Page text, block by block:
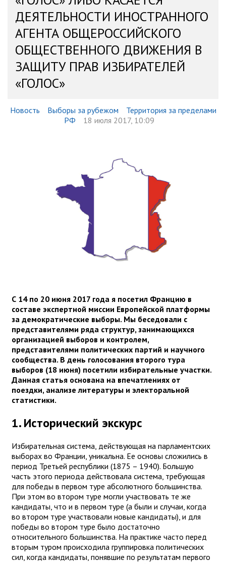
ДЕЯТЕЛЬНОСТИ ИНОСТРАННОГО
АГЕНТА ОБЩЕРОССИЙСКОГО
ОБЩЕСТВЕННОГО ДВИЖЕНИЯ В
ЗАЩИТУ ПРАВ ИЗБИРАТЕЛЕЙ
«ГОЛОС»
Новость Выборы за рубежом
Территория за пределами
РФ
18 июля 2017, 10:09
С 14 по 20 июня 2017 года я посетил Францию в
составе экспертной миссии Европейской платформы
за демократические выборы. Мы беседовали с
представителями ряда структур, занимающихся
организацией выборов и контролем,
представителями политических партий и научного
сообщества. В день голосования второго тура
выборов (18 июня) посетили избирательные участки.
Данная статья основана на впечатлениях от
поездки, анализе литературы и электоральной
статистики.
1. Исторический экскурс
Избирательная система, действующая на парламентских
выборах во Франции, уникальна. Ее основы сложились в
период Третьей республики (1875 – 1940). Большую
часть этого периода действовала система, требующая
для победы в первом туре абсолютного большинства.
При этом во втором туре могли участвовать те же
кандидаты, что и в первом туре (а были и случаи, когда
во втором туре участвовали новые кандидаты), и для
победы во втором туре было достаточно
относительного большинства. На практике часто перед
вторым туром происходила группировка политических
сил, когда кандидаты, понявшие по результатам первого